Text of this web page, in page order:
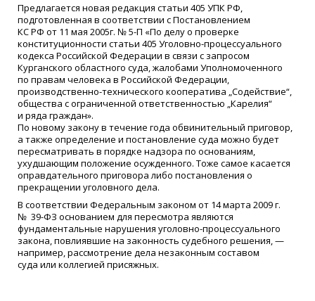
Предлагается новая редакция статьи 405 УПК РФ,
подготовленная в соответствии с Постановлением
КС РФ от 11 мая 2005г. № 5-П «По делу о проверке
конституционности статьи 405 Уголовно-процессуального
кодекса Российской Федерации в связи с запросом
Курганского областного суда, жалобами Уполномоченного
по правам человека в Российской Федерации,
производственно-технического кооператива „Содействие“,
общества с ограниченной ответственностью „Карелия“
и ряда граждан».
По новому закону в течение года обвинительный приговор,
а также определение и постановление суда можно будет
пересматривать в порядке надзора по основаниям,
ухудшающим положение осужденного. Тоже самое касается
оправдательного приговора либо постановления о
прекращении уголовного дела.
В соответствии Федеральным законом от 14 марта 2009 г.
№ 39-ФЗ основанием для пересмотра являются
фундаментальные нарушения уголовно-процессуального
закона, повлиявшие на законность судебного решения, —
например, рассмотрение дела незаконным составом
суда или коллегией присяжных.